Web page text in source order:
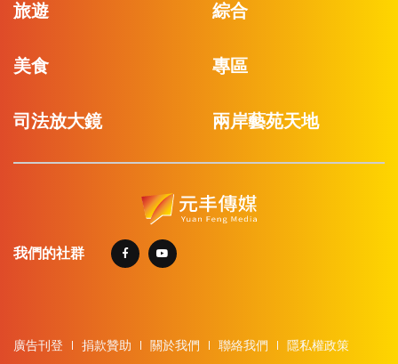
旅遊 綜合
美食 專區
司法放大鏡 兩岸藝苑天地
我們的社群
廣告刊登 捐款贊助 關於我們 聯絡我們 隱私權政策